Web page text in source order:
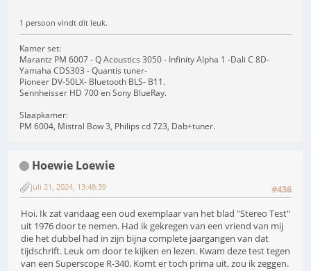
1 persoon vindt dit leuk.
Kamer set:
Marantz PM 6007 - Q Acoustics 3050 - Infinity Alpha 1 -Dali C 8D-
Yamaha CDS303 - Quantis tuner-
Pioneer DV-50LX- Bluetooth BLS- B11.
Sennheisser HD 700 en Sony BlueRay.
Slaapkamer:
PM 6004, Mistral Bow 3, Philips cd 723, Dab+tuner.
Hoewie Loewie
#436
juli 21, 2024, 13:48:39
Hoi. Ik zat vandaag een oud exemplaar van het blad "Stereo Test"
uit 1976 door te nemen. Had ik gekregen van een vriend van mij
die het dubbel had in zijn bijna complete jaargangen van dat
tijdschrift. Leuk om door te kijken en lezen. Kwam deze test tegen
van een Superscope R-340. Komt er toch prima uit, zou ik zeggen.